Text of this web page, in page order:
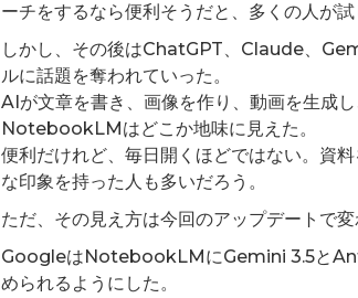
ーチをするなら便利そうだと、多くの人が試
しかし、その後はChatGPT、Claude、
ルに話題を奪われていった。
AIが文章を書き、画像を作り、動画を生成
NotebookLMはどこか地味に見えた。
便利だけれど、毎日開くほどではない。資
な印象を持った人も多いだろう。
ただ、その見え方は今回のアップデートで変
GoogleはNotebookLMにGemini 3.5と
められるようにした。